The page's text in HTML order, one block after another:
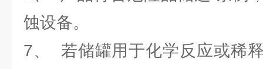
蚀设备。
7、 若储罐用于化学反应或稀